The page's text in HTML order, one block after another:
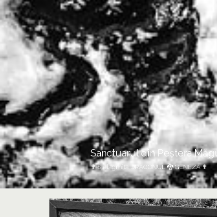
Sanctuarul din Peștera
✟ Stalagmita DRAGONUL 🐉 GENEZA ✟